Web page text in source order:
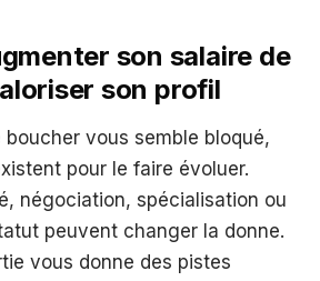
son salaire de
son profil
vous semble bloqué,
pour le faire évoluer.
négociation, spécialisation ou
peuvent changer la donne.
vous donne des pistes